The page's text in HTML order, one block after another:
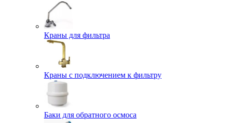
Краны для фильтра
Краны с подключением к фильтру
Баки для обратного осмоса